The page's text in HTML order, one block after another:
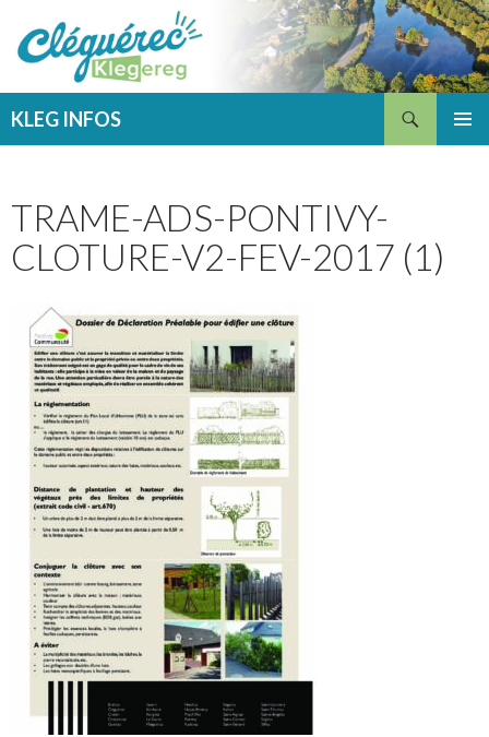
KLEG INFOS
TRAME-ADS-PONTIVY-
CLOTURE-V2-FEV-2017 (1)